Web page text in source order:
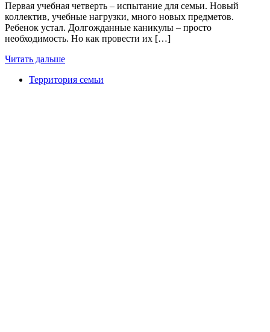
Первая учебная четверть – испытание для семьи. Новый
коллектив, учебные нагрузки, много новых предметов.
Ребенок устал. Долгожданные каникулы – просто
необходимость. Но как провести их […]
Читать дальше
Территория семьи